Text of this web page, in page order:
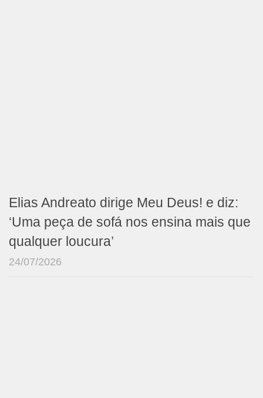
Elias Andreato dirige Meu Deus! e diz:
‘Uma peça de sofá nos ensina mais que
qualquer loucura’
24/07/2026